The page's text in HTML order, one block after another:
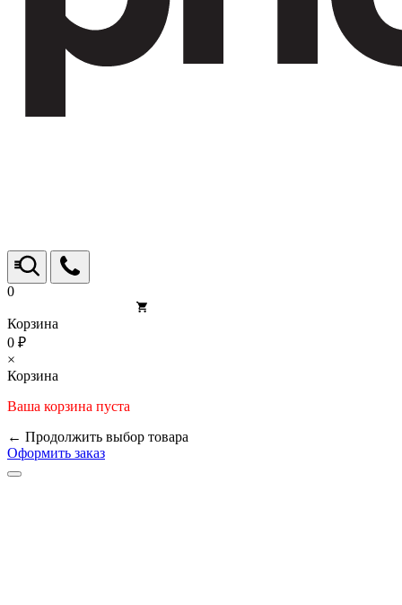
0
Корзина
0 ₽
×
Корзина
Ваша корзина пуста
← Продолжить выбор товара
Оформить заказ